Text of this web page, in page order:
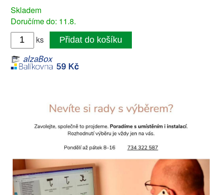
Skladem
Doručíme do: 11.8.
ks
Přidat do košíku